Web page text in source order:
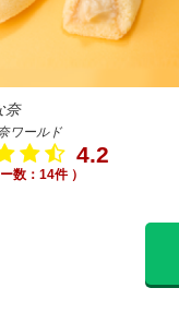
奈
ワールド
4.2
数：14件 ）